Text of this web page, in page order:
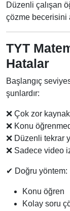
Düzenli çalışan
çözme becerisini
TYT
Hatalar
Başlangıç
şunlardır:
❌ Çok zor
❌ Konu
❌ Düzenli tekrar
❌ Sadece video
✔ Doğru yöntem:
Konu öğren
Kolay soru